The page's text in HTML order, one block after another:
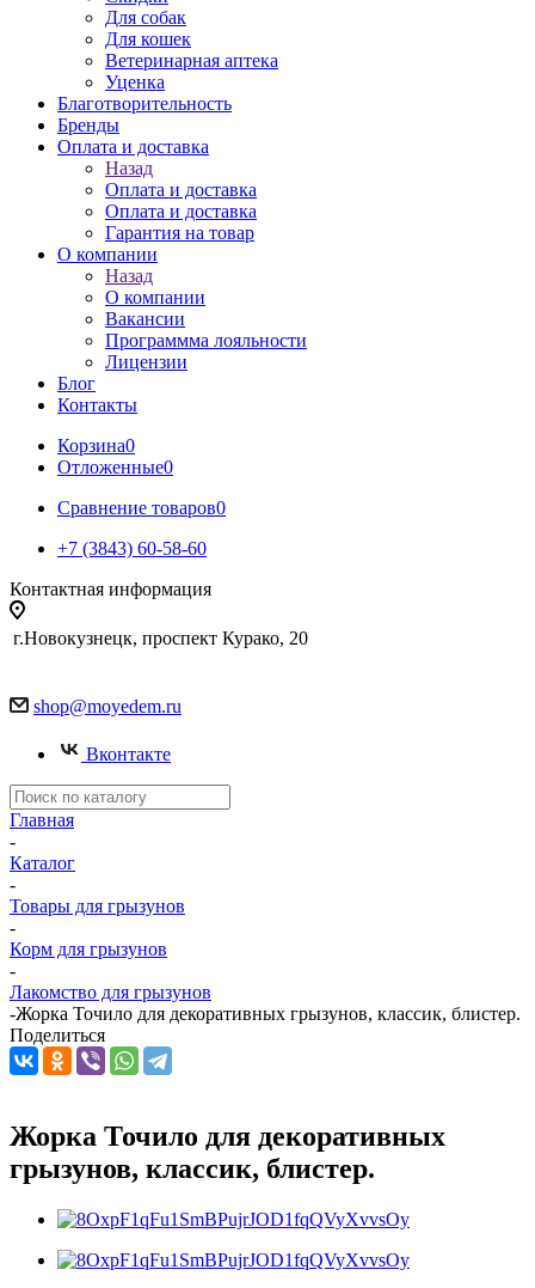
Для собак
Для кошек
Ветеринарная аптека
Уценка
Благотворительность
Бренды
Оплата и доставка
Назад
Оплата и доставка
Оплата и доставка
Гарантия на товар
О компании
Назад
О компании
Вакансии
Программма лояльности
Лицензии
Блог
Контакты
Корзина0
Отложенные0
Сравнение товаров0
+7 (3843) 60-58-60
Контактная информация
г.Новокузнецк, проспект Курако, 20
shop@moyedem.ru
Вконтакте
Главная
-
Каталог
-
Товары для грызунов
-
Корм для грызунов
-
Лакомство для грызунов
-Жорка Точило для декоративных грызунов, классик, блистер.
Поделиться
Жорка Точило для декоративных
грызунов, классик, блистер.